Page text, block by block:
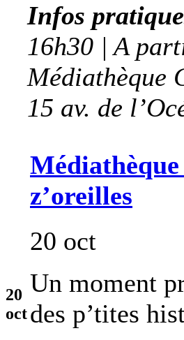
Infos
16h30 | A
Médiathèque
15 av. de
20
oct
z’oreilles
20 oct
Un moment
des p’tites